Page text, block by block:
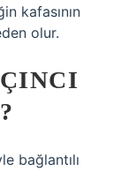
kafasının
olur.
bağlantılı